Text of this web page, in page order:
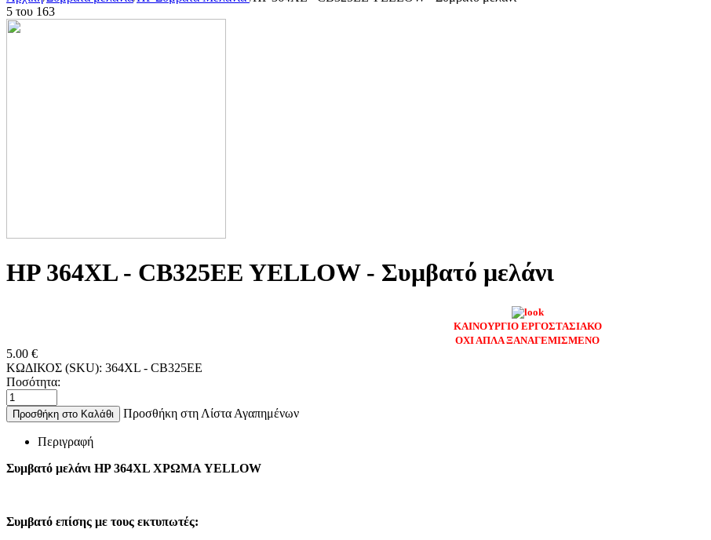
5 του 163
HP 364XL - CB325EE YELLOW - Συμβατό μελάνι
ΚΑΙΝΟΥΡΓΙΟ ΕΡΓΟΣΤΑΣΙΑΚΟ
ΟΧΙ ΑΠΛΑ ΞΑΝΑΓΕΜΙΣΜΕΝΟ
5.00 €
ΚΩΔΙΚΟΣ (SKU): 364XL - CB325EE
Ποσότητα:
Προσθήκη στο Καλάθι Προσθήκη στη Λίστα Αγαπημένων
Περιγραφή
Συμβατό μελάνι HP 364XL ΧΡΩΜΑ YELLOW
Συμβατό επίσης με τους εκτυπωτές: